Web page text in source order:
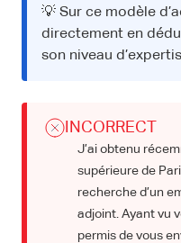
💡 Sur ce modèle
directement en
son niveau
INCORRECT
J’ai obtenu
supérieure de
recherche d’un
adjoint. Ayant vu
permis de vous